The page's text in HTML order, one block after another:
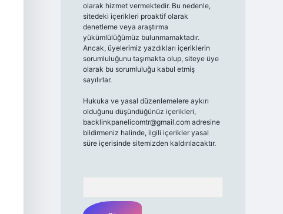
olarak hizmet vermektedir. Bu nedenle,
sitedeki içerikleri proaktif olarak
denetleme veya araştırma
yükümlülüğümüz bulunmamaktadır.
Ancak, üyelerimiz yazdıkları içeriklerin
sorumluluğunu taşımakta olup, siteye üye
olarak bu sorumluluğu kabul etmiş
sayılırlar.
Hukuka ve yasal düzenlemelere aykırı
olduğunu düşündüğünüz içerikleri,
backlinkpanelicomtr@gmail.comadresine
bildirmeniz halinde, ilgili içerikler yasal
süre içerisinde sitemizden kaldırılacaktır.